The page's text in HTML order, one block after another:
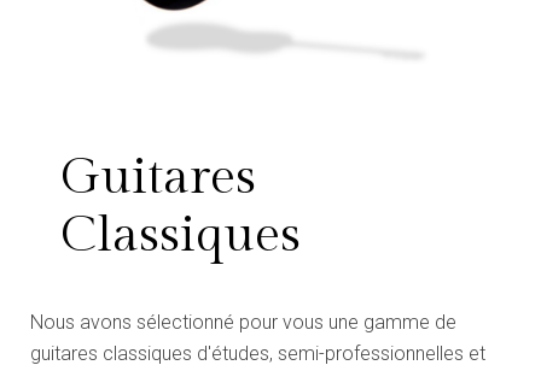
Guitares
Classiques
Nous avons sélectionné pour vous une gamme de
guitares classiques d'études, semi-professionnelles et